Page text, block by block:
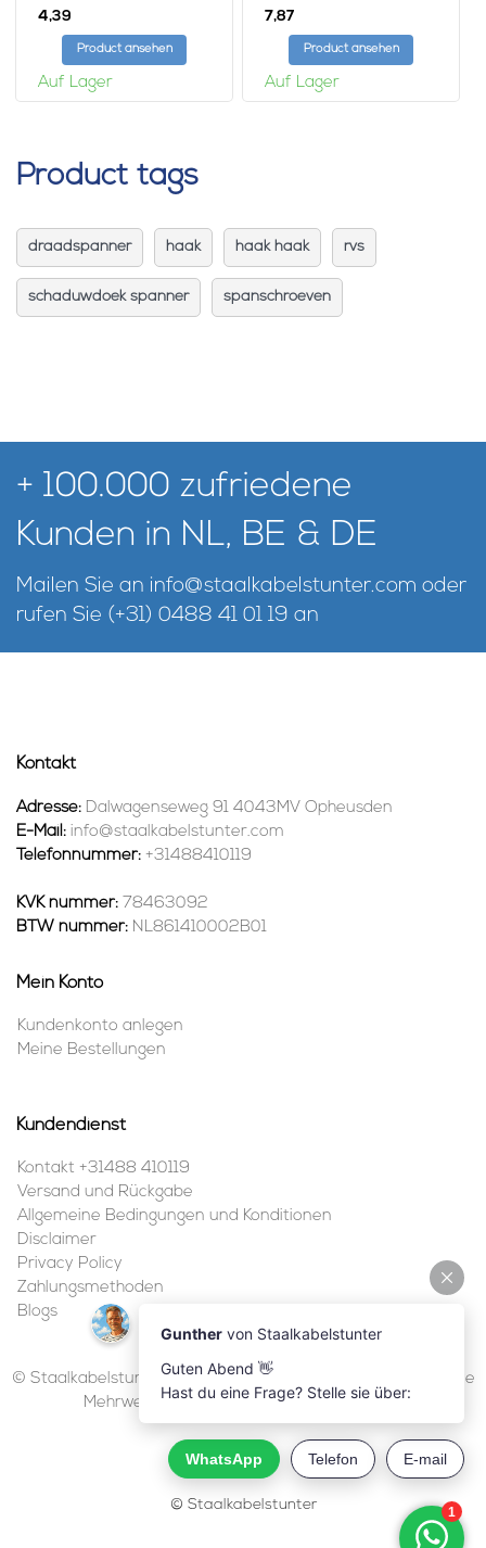
4,39
Product ansehen
Auf Lager
7,87
Product ansehen
Auf Lager
Product tags
draadspanner haak haak haak rvs
schaduwdoek spanner spanschroeven
+ 100.000 zufriedene
Kunden in NL, BE & DE
Mailen Sie an info@staalkabelstunter.com oder
rufen Sie (+31) 0488 41 01 19 an
Kontakt
Adresse: Dalwagenseweg 91 4043MV Opheusden
E-Mail: info@staalkabelstunter.com
Telefonnummer: +31488410119
KVK nummer: 78463092
BTW nummer: NL861410002B01
Mein Konto
Kundenkonto anlegen
Meine Bestellungen
Kundendienst
Kontakt +31488 410119
Versand und Rückgabe
Allgemeine Bedingungen und Konditionen
Disclaimer
Privacy Policy
Zahlungsmethoden
Blogs
© Staalkabelstunter | 2026 | Alle Preise sind in Euro inklusive
Mehrwertsteuer und ohne Versandkosten.
© Staalkabelstunter